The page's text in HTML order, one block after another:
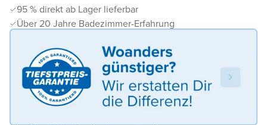
95 % direkt ab Lager lieferbar
Über 20 Jahre Badezimmer-Erfahrung